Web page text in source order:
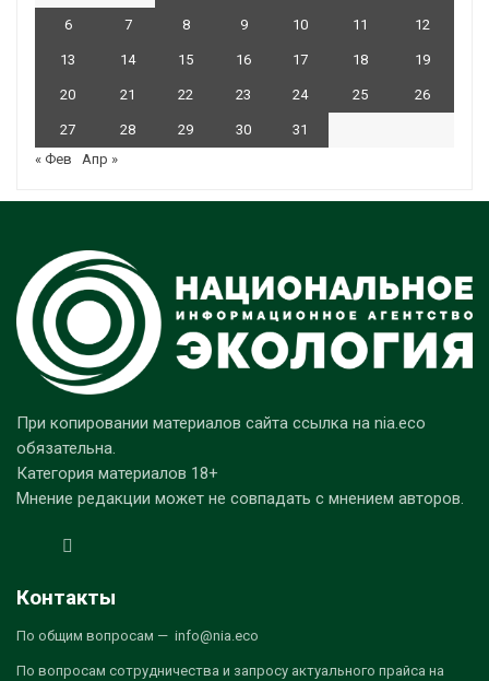
6 7 8 9 10 11 12
13 14 15 16 17 18 19
20 21 22 23 24 25 26
27 28 29 30
31
« Фев
Апр »
При копировании материалов сайта ссылка на nia.eco
обязательна.
Категория материалов 18+
Мнение редакции может не совпадать с мнением авторов.
Контакты
По общим вопросам — info@nia.eco
По вопросам сотрудничества и запросу актуального прайса на